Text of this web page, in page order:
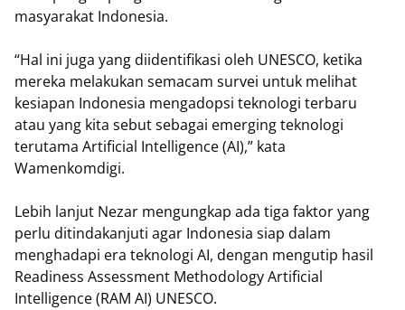
masyarakat Indonesia.
“Hal ini juga yang diidentifikasi oleh UNESCO, ketika
mereka melakukan semacam survei untuk melihat
kesiapan Indonesia mengadopsi teknologi terbaru
atau yang kita sebut sebagai emerging teknologi
terutama Artificial Intelligence (AI),” kata
Wamenkomdigi.
Lebih lanjut Nezar mengungkap ada tiga faktor yang
perlu ditindakanjuti agar Indonesia siap dalam
menghadapi era teknologi AI, dengan mengutip hasil
Readiness Assessment Methodology Artificial
Intelligence (RAM AI) UNESCO.